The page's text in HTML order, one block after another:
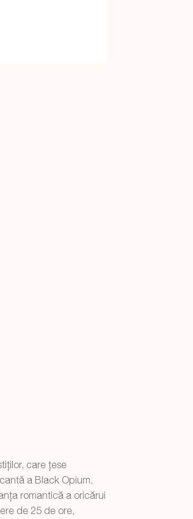
care țese
a Black Opium,
romantică a oricărui
de 25 de ore,